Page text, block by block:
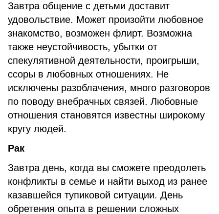
Завтра общение с детьми доставит
удовольствие. Может произойти любовное
знакомство, возможен флирт. Возможна
также неустойчивость, убытки от
спекулятивной деятельности, проигрыши,
ссоры в любовных отношениях. Не
исключены разоблачения, много разговоров
по поводу внебрачных связей. Любовные
отношения становятся известны широкому
кругу людей.
Рак
Завтра день, когда вы сможете преодолеть
конфликты в семье и найти выход из ранее
казавшейся тупиковой ситуации. День
обретения опыта в решении сложных